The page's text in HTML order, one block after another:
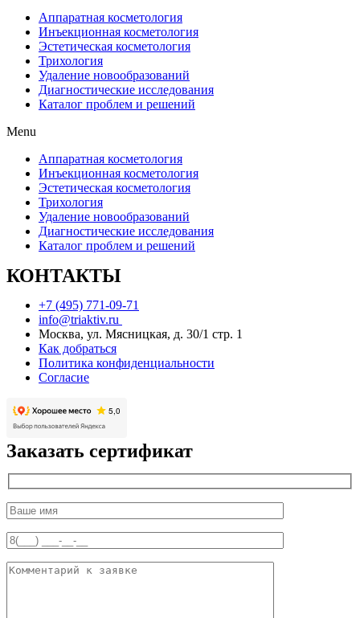
Аппаратная косметология
Инъекционная косметология
Эстетическая косметология
Трихология
Удаление новообразований
Диагностические исследования
Каталог проблем и решений
Menu
Аппаратная косметология
Инъекционная косметология
Эстетическая косметология
Трихология
Удаление новообразований
Диагностические исследования
Каталог проблем и решений
КОНТАКТЫ
+7 (495) 771-09-71
info@triaktiv.ru
Москва, ул. Мясницкая, д. 30/1 стр. 1
Как добраться
Политика конфиденциальности
Согласие
Заказать сертификат